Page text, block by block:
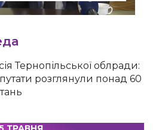
Тернопільської облради:
розглянули понад 60